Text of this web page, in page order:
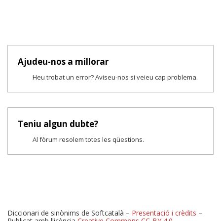
Ajudeu-nos a millorar
Heu trobat un error? Aviseu-nos si veieu cap problema.
Teniu algun dubte?
Al fòrum resolem totes les qüestions.
Diccionari de sinònims de Softcatalà – Presentació i crèdits –